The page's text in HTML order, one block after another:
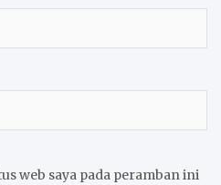
web saya pada peramban ini